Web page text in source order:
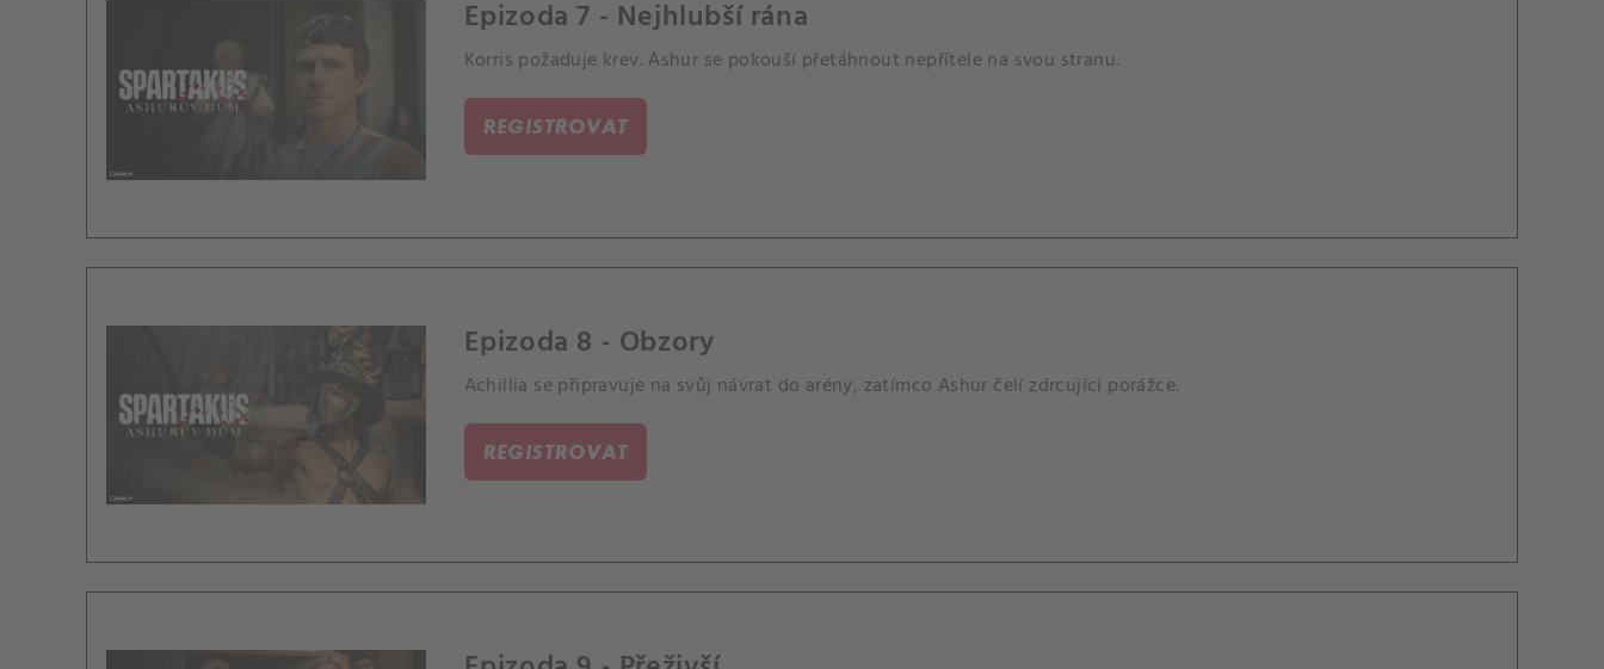
Epizoda 7 - Nejhlubší rána
Korris požaduje krev. Ashur se pokouší přetáhnout nepřítele na svou stranu.
REGISTROVAT
Epizoda 8 - Obzory
Achillia se připravuje na svůj návrat do arény, zatímco Ashur čelí zdrcující porážce.
REGISTROVAT